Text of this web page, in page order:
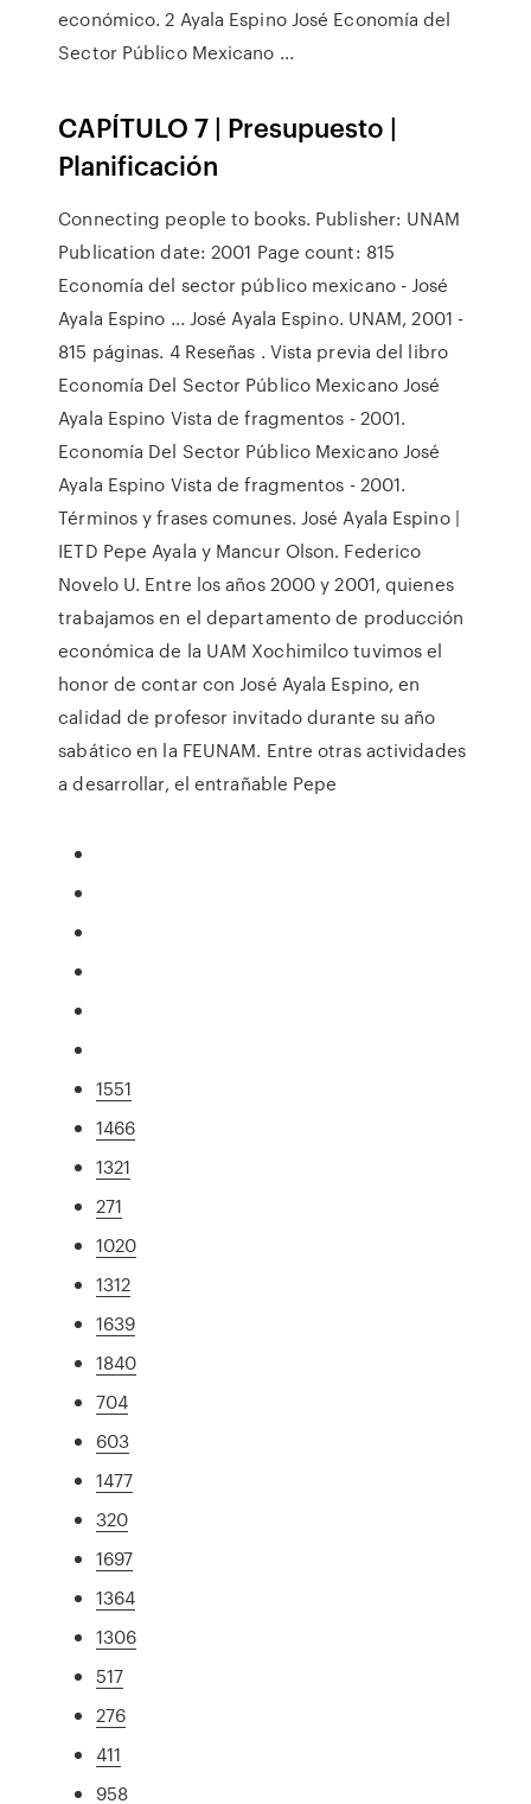
económico. 2 Ayala Espino José Economía del
Sector Público Mexicano ...
CAPÍTULO 7 | Presupuesto |
Planificación
Connecting people to books. Publisher: UNAM
Publication date: 2001 Page count: 815
Economía del sector público mexicano - José
Ayala Espino ... José Ayala Espino. UNAM, 2001 -
815 páginas. 4 Reseñas . Vista previa del libro
Economía Del Sector Público Mexicano José
Ayala Espino Vista de fragmentos - 2001.
Economía Del Sector Público Mexicano José
Ayala Espino Vista de fragmentos - 2001.
Términos y frases comunes. José Ayala Espino |
IETD Pepe Ayala y Mancur Olson. Federico
Novelo U. Entre los años 2000 y 2001, quienes
trabajamos en el departamento de producción
económica de la UAM Xochimilco tuvimos el
honor de contar con José Ayala Espino, en
calidad de profesor invitado durante su año
sabático en la FEUNAM. Entre otras actividades
a desarrollar, el entrañable Pepe
1551
1466
1321
271
1020
1312
1639
1840
704
603
1477
320
1697
1364
1306
517
276
411
958